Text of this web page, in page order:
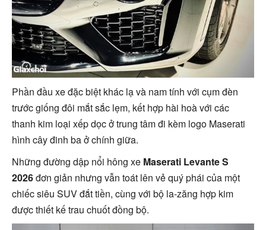
Phần đầu xe đặc biệt khác lạ và nam tính với cụm đèn
trước giống đôi mắt sắc lẹm, kết hợp hài hoà với các
thanh kim loại xếp dọc ở trung tâm đi kèm logo Maserati
hình cây đinh ba ở chính giữa.
Những đường dập nổi hông xe Maserati Levante S
2026đơn giản nhưng vẫn toát lên vẻ quý phái của một
chiếc siêu SUV đắt tiền, cùng với bộ la-zăng hợp kim
được thiết kế trau chuốt đồng bộ.